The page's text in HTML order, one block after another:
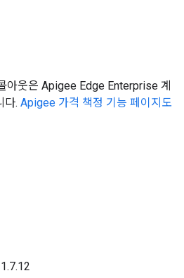
아웃은 Apigee Edge Enterprise 계
다. Apigee 가격 책정 기능 페이지도